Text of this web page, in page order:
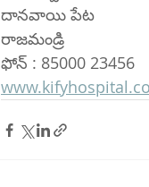
దానవాయి పేట
రాజమండ్రి
ఫోన్ : 85000 23456